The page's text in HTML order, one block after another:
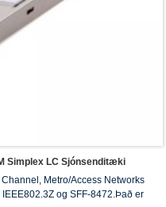
Simplex LC Sjónsenditæki
Metro/Access Networks
og SFF-8472.Það er